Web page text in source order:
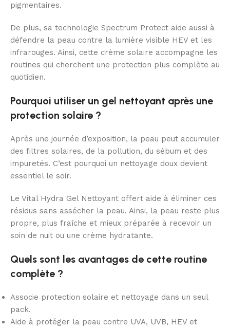
pigmentaires.
De plus, sa technologie Spectrum Protect aide aussi à
défendre la peau contre la lumière visible HEV et les
infrarouges. Ainsi, cette crème solaire accompagne les
routines qui cherchent une protection plus complète au
quotidien.
Pourquoi utiliser un gel nettoyant après une
protection solaire ?
Après une journée d’exposition, la peau peut accumuler
des filtres solaires, de la pollution, du sébum et des
impuretés. C’est pourquoi un nettoyage doux devient
essentiel le soir.
Le Vital Hydra Gel Nettoyant offert aide à éliminer ces
résidus sans assécher la peau. Ainsi, la peau reste plus
propre, plus fraîche et mieux préparée à recevoir un
soin de nuit ou une crème hydratante.
Quels sont les avantages de cette routine
complète ?
Associe protection solaire et nettoyage dans un seul
pack.
Aide à protéger la peau contre UVA, UVB, HEV et